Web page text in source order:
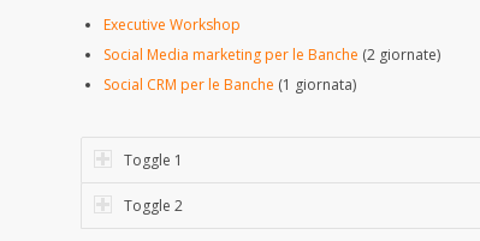
Executive Workshop
Social Media marketing per le Banche (2 giornate)
Social CRM per le Banche (1 giornata)
Toggle 1
Toggle 2